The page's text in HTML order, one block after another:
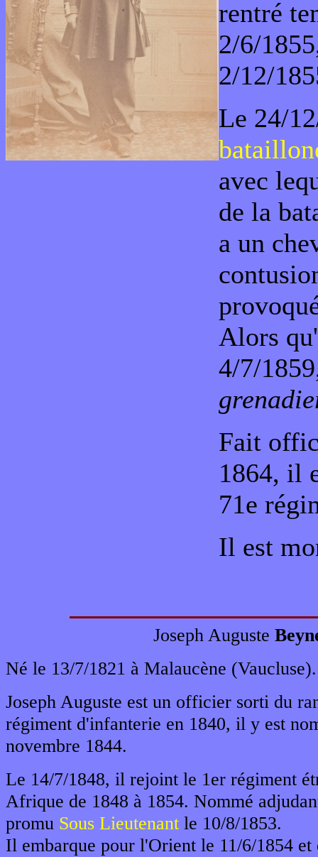
rentré
2/6/
2/12/
Le 24/
avec
de la
a un
Alors
4/7/
Fait
1864, il
71e
Il est
Joseph Auguste
Né le 13/7/1821 à Malaucène (Vaucluse).
Joseph Auguste est un officier sorti du
régiment d'infanterie en 1840, il y est
novembre 1844.
Le 14/7/1848, il rejoint le 1er régiment
Afrique de 1848 à 1854. Nommé
promu Sous Lieutenant le 10/8/1853.
Il embarque pour l'Orient le 11/6/1854 et